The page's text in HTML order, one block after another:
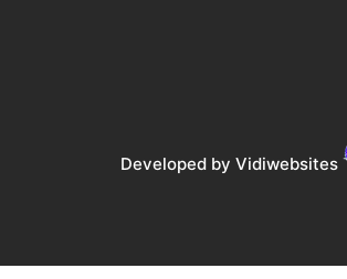
Developed by Vidiwebsites